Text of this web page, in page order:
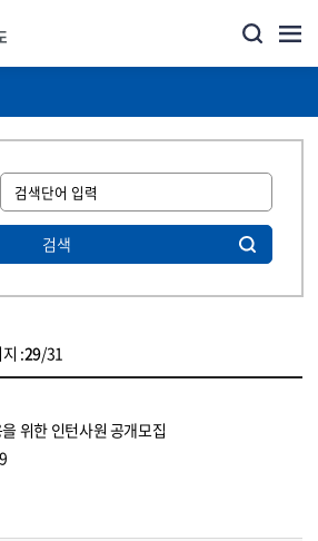
검색
:29/31
위한 인턴사원 공개모집